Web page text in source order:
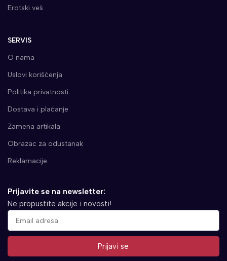
Erotski veš
SERVIS
O nama
Uslovi korišćenja
Politika privatnosti
Dostava i plaćanje
Zamena artikala
Obrazac za odustanak
Reklamacije
Prijavite se na newsletter:
Ne propustite akcije i novosti!
Prijavi se